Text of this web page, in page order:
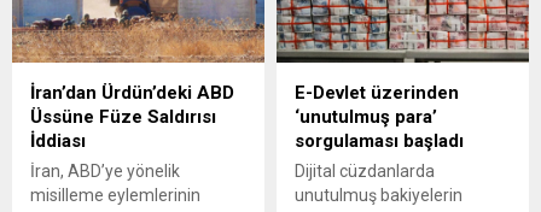
artış yüzde 41 ile İstanbul'da
görüldü.
İran’dan Ürdün’deki ABD
Üssüne Füze Saldırısı
İddiası
İran, ABD’ye yönelik
misilleme eylemlerinin
E-Devlet üzerinden
‘unutulmuş para’
sorgulaması başladı
Dijital cüzdanlarda
unutulmuş bakiyelerin